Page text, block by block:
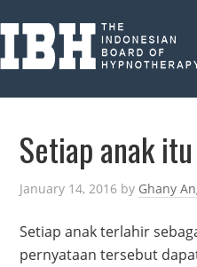
Setiap anak itu
January 14, 2016 by Ghany
Setiap anak terlahir
pernyataan tersebut